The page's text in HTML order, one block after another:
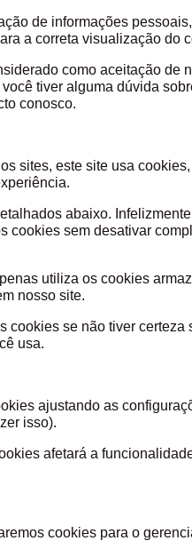
de informações
a correta visualização
como aceitação de
tiver alguma dúvida
conosco.
sites, este site usa
abaixo.
cookies sem desativar
utiliza os cookies
nosso site.
cookies se não tiver
você usa.
ajustando as
isso).
afetará a
cookies para o